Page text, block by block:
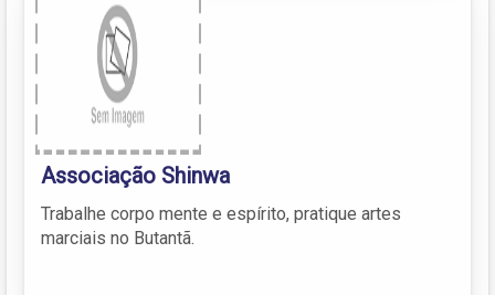
Associação Shinwa
Trabalhe corpo mente e espírito, pratique artes
marciais no Butantã.